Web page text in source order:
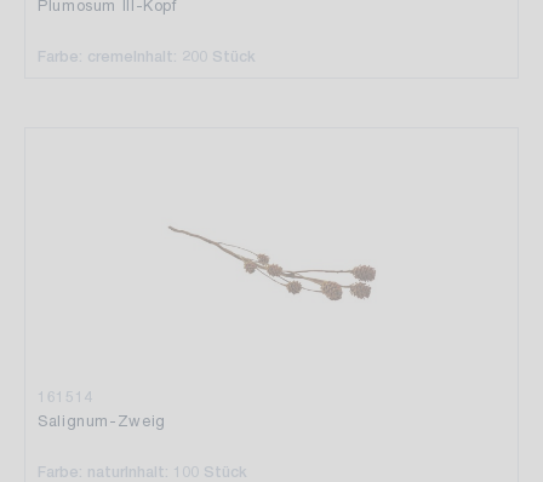
Plumosum III-Kopf
Farbe: cremeInhalt: 200 Stück
161514
Salignum-Zweig
Farbe: naturInhalt: 100 Stück